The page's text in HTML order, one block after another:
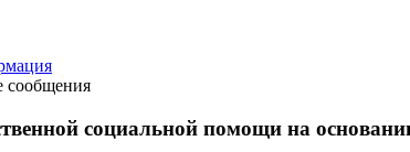
социальной помощи на